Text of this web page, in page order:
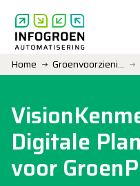
Home Groenvoorziening
Digitale
voor